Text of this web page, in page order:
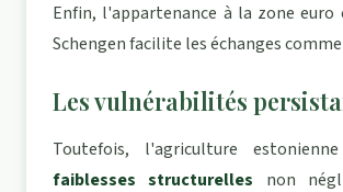
Enfin, l'appartenance à la zone euro
Schengen facilite les échanges
Les vulnérabilités
Toutefois, l'agriculture
faiblesses structurelles non